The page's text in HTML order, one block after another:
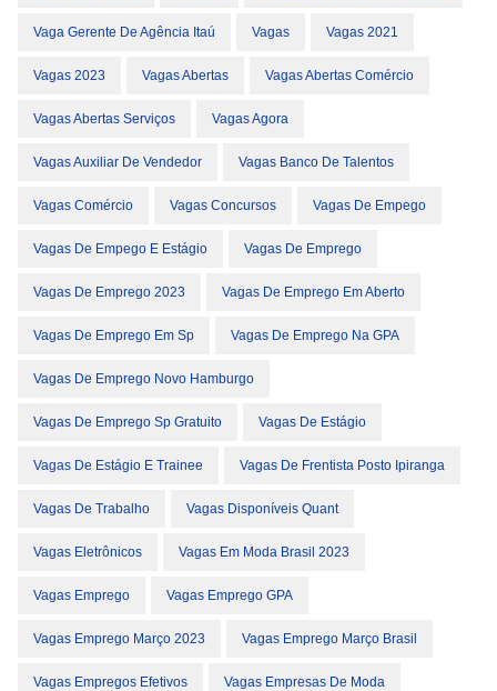
Vaga Gerente De Agência Itaú Vagas Vagas 2021
Vagas 2023 Vagas Abertas Vagas Abertas Comércio
Vagas Abertas Serviços Vagas Agora
Vagas Auxiliar De Vendedor Vagas Banco De Talentos
Vagas Comércio Vagas Concursos Vagas De Empego
Vagas De Empego E Estágio Vagas De Emprego
Vagas De Emprego 2023 Vagas De Emprego Em Aberto
Vagas De Emprego Em Sp Vagas De Emprego Na GPA
Vagas De Emprego Novo Hamburgo
Vagas De Emprego Sp Gratuito Vagas De Estágio
Vagas De Estágio E Trainee Vagas De Frentista Posto Ipiranga
Vagas De Trabalho Vagas Disponíveis Quant
Vagas Eletrônicos Vagas Em Moda Brasil 2023
Vagas Emprego Vagas Emprego GPA
Vagas Emprego Março 2023 Vagas Emprego Março Brasil
Vagas Empregos Efetivos Vagas Empresas De Moda